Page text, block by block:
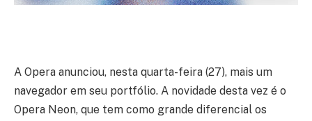
A Opera anunciou, nesta quarta-feira (27), mais um
navegador em seu portfólio. A novidade desta vez é o
Opera Neon, que tem como grande diferencial os